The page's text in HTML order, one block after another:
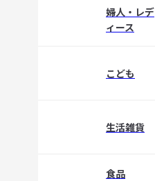
婦人・レデ
ィース
こども
生活雑貨
食品